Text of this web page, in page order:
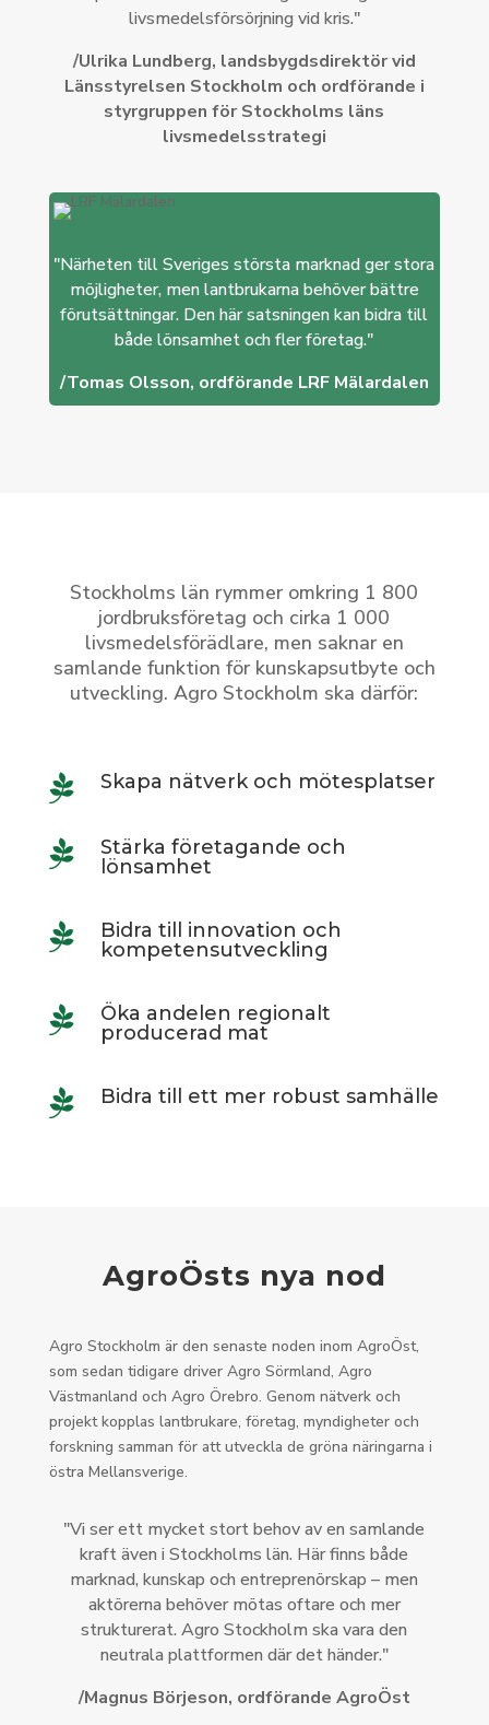
livsmedelsförsörjning vid kris."
/Ulrika Lundberg, landsbygdsdirektör vid
Länsstyrelsen Stockholm och ordförande i
styrgruppen för Stockholms läns
livsmedelsstrategi
"Närheten till Sveriges största marknad ger stora
möjligheter, men lantbrukarna behöver bättre
förutsättningar. Den här satsningen kan bidra till
både lönsamhet och fler företag."
/Tomas Olsson, ordförande LRF Mälardalen
Stockholms län rymmer omkring 1 800
jordbruksföretag och cirka 1 000
livsmedelsförädlare, men saknar en
samlande funktion för kunskapsutbyte och
utveckling. Agro Stockholm ska därför:
 Skapa nätverk och mötesplatser

Stärka företagande och
lönsamhet

Bidra till innovation och
kompetensutveckling

Öka andelen regionalt
producerad mat
 Bidra till ett mer robust samhälle
AgroÖsts nya nod
Agro Stockholm är den senaste noden inom AgroÖst,
som sedan tidigare driver Agro Sörmland, Agro
Västmanland och Agro Örebro. Genom nätverk och
projekt kopplas lantbrukare, företag, myndigheter och
forskning samman för att utveckla de gröna näringarna i
östra Mellansverige.
"Vi ser ett mycket stort behov av en samlande
kraft även i Stockholms län. Här finns både
marknad, kunskap och entreprenörskap – men
aktörerna behöver mötas oftare och mer
strukturerat. Agro Stockholm ska vara den
neutrala plattformen där det händer."
/Magnus Börjeson, ordförande AgroÖst